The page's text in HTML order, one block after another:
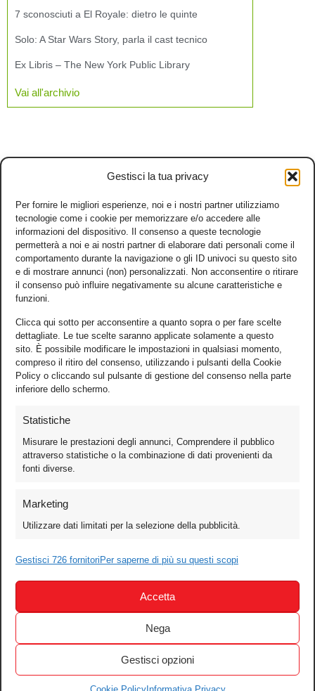
Gestisci la tua privacy
Per fornire le migliori esperienze, noi e i nostri partner utilizziamo
tecnologie come i cookie per memorizzare e/o accedere alle
informazioni del dispositivo. Il consenso a queste tecnologie
permetterà a noi e ai nostri partner di elaborare dati personali come il
comportamento durante la navigazione o gli ID univoci su questo sito
e di mostrare annunci (non) personalizzati. Non acconsentire o ritirare
il consenso può influire negativamente su alcune caratteristiche e
funzioni.
Clicca qui sotto per acconsentire a quanto sopra o per fare scelte
dettagliate. Le tue scelte saranno applicate solamente a questo
sito. È possibile modificare le impostazioni in qualsiasi momento,
compreso il ritiro del consenso, utilizzando i pulsanti della Cookie
Policy o cliccando sul pulsante di gestione del consenso nella parte
inferiore dello schermo.
Statistiche
Misurare le prestazioni degli annunci, Comprendere il pubblico
attraverso statistiche o la combinazione di dati provenienti da
fonti diverse.
Marketing
Utilizzare dati limitati per la selezione della pubblicità.
Gestisci 726 fornitori Per saperne di più su questi scopi
Accetta
Nega
Gestisci opzioni
7 sconosciuti a El Royale: dietro le quinte
Solo: A Star Wars Story, parla il cast tecnico
Ex Libris – The New York Public Library
Vai all'archivio
Games
Test
Audio
Festival & Concorsi